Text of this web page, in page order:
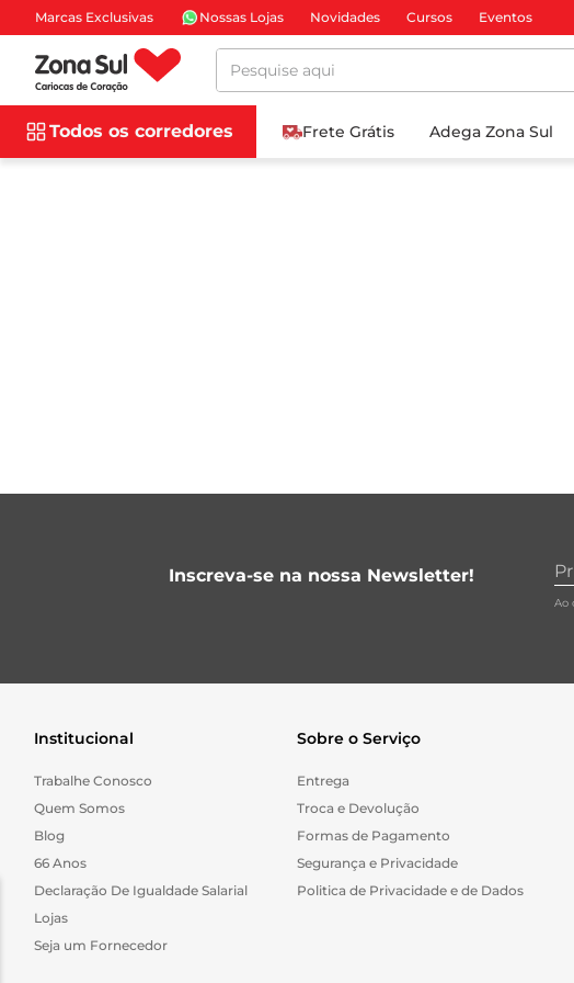
Marcas Exclusivas Nossas Lojas Novidades Cursos Eventos
Pesquise aqui
Todos os corredores Frete Grátis Adega Zona Sul
Inscreva-se na nossa Newsletter!
Ao
Institucional
Trabalhe Conosco
Quem Somos
Blog
66 Anos
Declaração De Igualdade Salarial
Lojas
Seja um Fornecedor
Sobre o Serviço
Entrega
Troca e Devolução
Formas de Pagamento
Segurança e Privacidade
Politica de Privacidade e de Dados